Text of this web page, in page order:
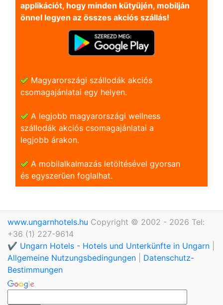
applikációt, hogy minden kütyüjén, mobilján
önnel legyen az összes akciós szállás!
Magyarországi szállodák akciós
csomagajánlatai egy helyen.
A legjobb magyarországi wellness
szállodák akciós csomagajánlatai a
legjobb árakon.
A mobilalkalmazás letöltésével gyorsan
és egyszerũen foglalhat.
www.ungarnhotels.hu Copyright © 2002 - 2026 Tel:
+36 (1) 227-9614
✔️ Ungarn Hotels - Hotels und Unterkünfte in Ungarn
Allgemeine Nutzungsbedingungen
Datenschutz-
Bestimmungen